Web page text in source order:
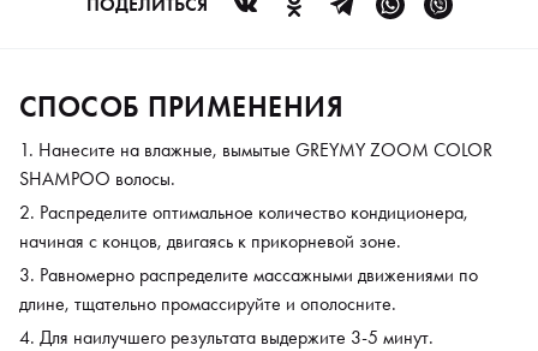
СПОСОБ ПРИМЕНЕНИЯ
Нанесите на влажные, вымытые GREYMY ZOOM COLOR
SHAMPOO волосы.
Распределите оптимальное количество кондиционера,
начиная с концов, двигаясь к прикорневой зоне.
Равномерно распределите массажными движениями по
длине, тщательно промассируйте и ополосните.
Для наилучшего результата выдержите 3-5 минут.